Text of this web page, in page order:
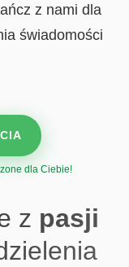
z nami dla
świadomości
dla Ciebie!
z pasji